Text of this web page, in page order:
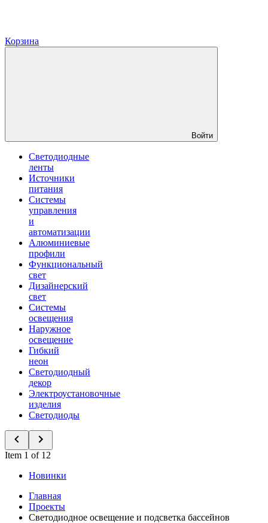
Корзина
Войти
Светодиодные
ленты
Источники
питания
Системы
управления
и
автоматизации
Алюминиевые
профили
Функциональный
свет
Дизайнерский
свет
Системы
освещения
Наружное
освещение
Гибкий
неон
Светодиодный
декор
Электроустановочные
изделия
Светодиоды
Item 1 of 12
Новинки
Главная
Проекты
Светодиодное освещение и подсветка бассейнов